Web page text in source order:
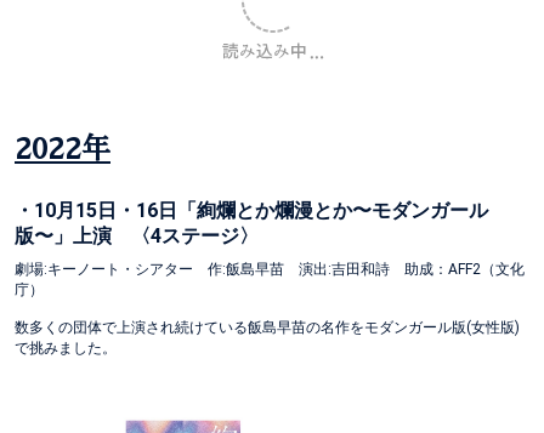
2022年
・10月15日・16日「絢爛とか爛漫とか〜モダンガール
版〜」上演 〈4ステージ〉
劇場:キーノート・シアター 作:飯島早苗 演出:吉田和詩 助成：AFF2（文化
庁）
数多くの団体で上演され続けている飯島早苗の名作をモダンガール版(女性版)
で挑みました。